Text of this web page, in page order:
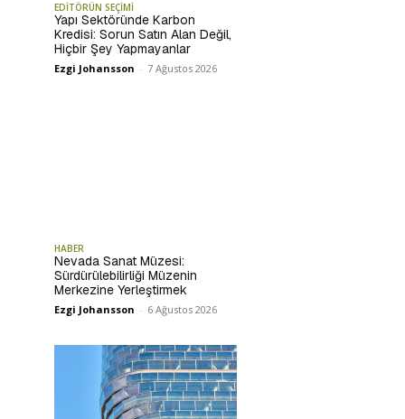
EDİTÖRÜN SEÇİMİ
Yapı Sektöründe Karbon
Kredisi: Sorun Satın Alan Değil,
Hiçbir Şey Yapmayanlar
Ezgi Johansson - 7 Ağustos 2026
HABER
Nevada Sanat Müzesi:
Sürdürülebilirliği Müzenin
Merkezine Yerleştirmek
Ezgi Johansson - 6 Ağustos 2026